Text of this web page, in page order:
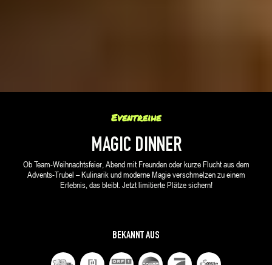
Eventreihe
MAGIC DINNER
Ob Team-Weihnachtsfeier, Abend mit Freunden oder kurze Flucht aus dem
Advents-Trubel – Kulinarik und moderne Magie verschmelzen zu einem
Erlebnis, das bleibt. Jetzt limitierte Plätze sichern!
BEKANNT AUS